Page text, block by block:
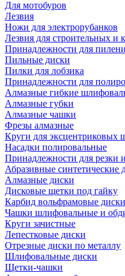
Для мотобуров
Лезвия
Ножи для электрорубанков
Лезвия для строительных и
Принадлежности для
Пильные диски
Пилки для лобзика
Принадлежности для
Алмазные гибкие
Алмазные губки
Алмазные чашки
Фрезы алмазные
Круги для
Насадки полировальные
Принадлежности для резки
Абразивные синтетические
Алмазные диски
Дисковые щетки под гайку
Карбид вольфрамовые диски
Чашки шлифовальные и
Круги зачистные
Лепестковые диски
Отрезные диски по металлу
Шлифовальные диски
Щетки-чашки